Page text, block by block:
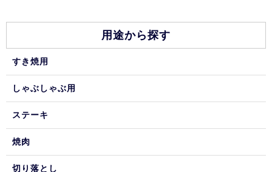
用途から探す
すき焼用
しゃぶしゃぶ用
ステーキ
焼肉
切り落とし